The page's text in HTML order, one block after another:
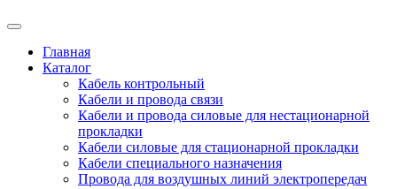
Главная
Каталог
Кабель контрольный
Кабели и провода связи
Кабели и провода силовые для нестационарной
прокладки
Кабели силовые для стационарной прокладки
Кабели специального назначения
Провода для воздушных линий электропередач